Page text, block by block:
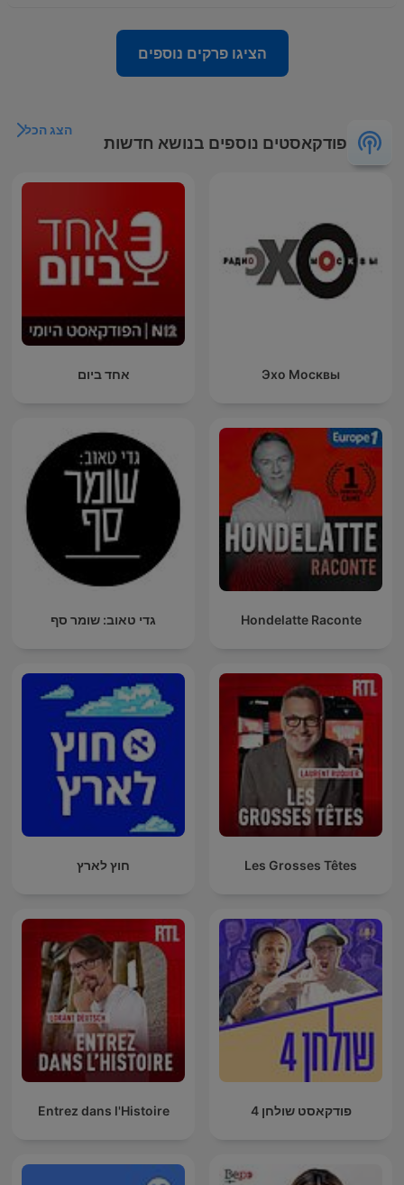
הציגו פרקים נוספים
פודקאסטים נוספים בנושא חדשות
הצג הכל
Эхо Москвы אחד ביום
Hondelatte Raconte גדי טאוב: שומר סף
Les Grosses Têtes חוץ לארץ
פודקאסט שולחן 4 Entrez dans l'Histoire